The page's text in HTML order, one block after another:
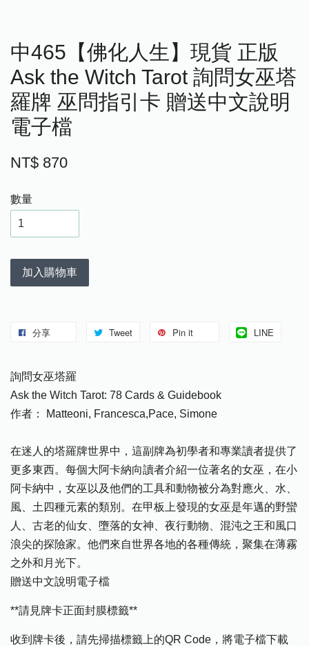
中465【佛化人生】現貨 正版
Ask the Witch Tarot 詢問女巫塔
羅牌 巫問指引卡 贈送中文說明
電子檔
NT$ 870
數量
加入購物車
分享 Tweet Pin it LINE
詢問女巫塔羅
Ask the Witch Tarot: 78 Cards & Guidebook
作者： Matteoni, Francesca,Pace, Simone
在迷人的塔羅牌世界中，這副牌為初學者和專業讀者提供了
更多東西。每個大阿卡納向讀者介紹一位著名的女巫，在小
阿卡納中，女巫以及他們的工具和動物被分為對應火、水、
風、土四種元素的類別。在甲板上發現的女巫是年邁的野蠻
人、古老的仙女、墮落的女神、夜行動物、混沌之王和風口
浪尖的探險家。他們來自世界各地的各種傳統，聚集在薄霧
之外和月光下。
贈送中文說明電子檔
**請見牌卡正面封膜標籤**
收到牌卡後，請先掃描標籤上的QR Code，將電子檔下載